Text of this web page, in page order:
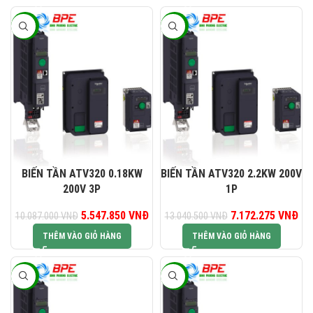
-45%
BIẾN TẦN ATV320 0.18KW
200V 3P
10.087.000VNĐ Giá gốc là: 10.087.000 VNĐ.
5.547.850 VNĐGiá hiện tại là: 5.547.850 VNĐ.
THÊM VÀO GIỎ HÀNG
-45%
BIẾN TẦN ATV320 2.2KW 200V
1P
13.040.500VNĐ
Giá gốc là:
13.040.500 VNĐ.
7.172.275 VNĐ
THÊM VÀO GIỎ HÀNG
-45% -45%